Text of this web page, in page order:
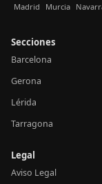
Madrid Murcia
Secciones
Barcelona
Gerona
Lérida
Tarragona
Legal
Aviso Legal